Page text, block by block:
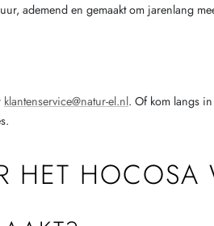
ademend en gemaakt om jarenlang
klantenservice@natur-el.nl. Of kom langs
HOCOSA